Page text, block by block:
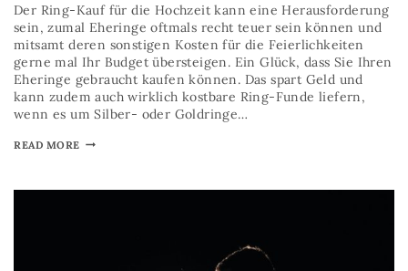
Der Ring-Kauf für die Hochzeit kann eine Herausforderung
sein, zumal Eheringe oftmals recht teuer sein können und
mitsamt deren sonstigen Kosten für die Feierlichkeiten
gerne mal Ihr Budget übersteigen. Ein Glück, dass Sie Ihren
Eheringe gebraucht kaufen können. Das spart Geld und
kann zudem auch wirklich kostbare Ring-Funde liefern,
wenn es um Silber- oder Goldringe…
READ MORE